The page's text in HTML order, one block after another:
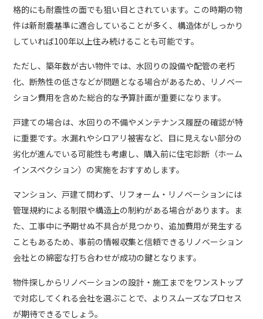
格的にも耐震性の面でも狙い目とされています。この時期の物
件は新耐震基準に適合していることが多く、構造体がしっかり
していれば100年以上住み続けることも可能です。
ただし、築年数が古い物件では、水回りの設備や配管の老朽
化、断熱性の低さなどが問題となる場合があるため、リノベー
ション費用を含めた総合的な予算計画が重要になります。
戸建ての場合は、水回りの不備やメンテナンス履歴の確認が特
に重要です。水漏れやシロアリ被害など、目に見えない部分の
劣化が進んでいる可能性も考慮し、購入前に住宅診断（ホーム
インスペクション）の実施をおすすめします。
マンション、戸建て問わず、リフォーム・リノベーションには
管理規約による制限や構造上の制約がある場合があります。ま
た、工事中に予期せぬ不具合が見つかり、追加費用が発生する
こともあるため、事前の情報収集と信頼できるリノベーション
会社との綿密な打ち合わせが成功の鍵となります。
物件探しからリノベーションの設計・施工までをワンストップ
で対応してくれる会社を選ぶことで、よりスムーズなプロセス
が期待できるでしょう。